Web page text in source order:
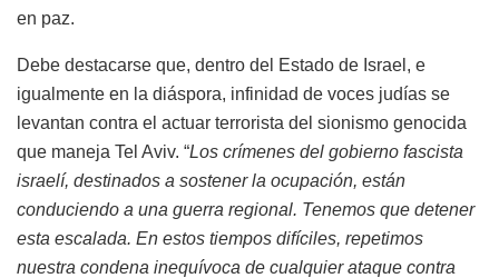
en paz.
Debe destacarse que, dentro del Estado de Israel, e
igualmente en la diáspora, infinidad de voces judías se
levantan contra el actuar terrorista del sionismo genocida
que maneja Tel Aviv. “Los crímenes del gobierno fascista
israelí, destinados a sostener la ocupación, están
conduciendo a una guerra regional. Tenemos que detener
esta escalada. En estos tiempos difíciles, repetimos
nuestra condena inequívoca de cualquier ataque contra